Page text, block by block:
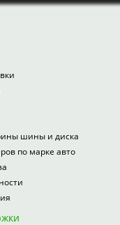
шины и диска
по марке авто